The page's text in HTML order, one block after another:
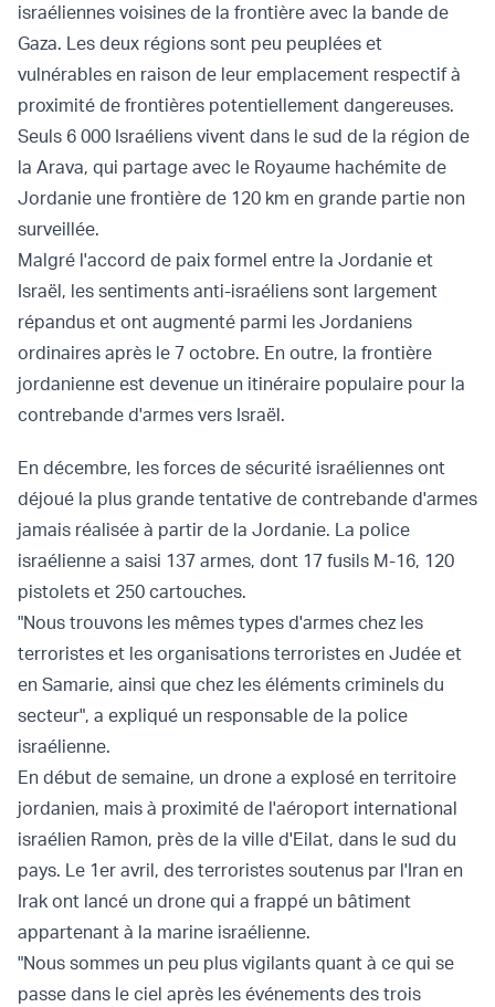
israéliennes voisines de la frontière avec la bande de
Gaza. Les deux régions sont peu peuplées et
vulnérables en raison de leur emplacement respectif à
proximité de frontières potentiellement dangereuses.
Seuls 6 000 Israéliens vivent dans le sud de la région de
la Arava, qui partage avec le Royaume hachémite de
Jordanie une frontière de 120 km en grande partie non
surveillée.
Malgré l'accord de paix formel entre la Jordanie et
Israël, les sentiments anti-israéliens sont largement
répandus et ont augmenté parmi les Jordaniens
ordinaires après le 7 octobre. En outre, la frontière
jordanienne est devenue un itinéraire populaire pour la
contrebande d'armes vers Israël.
En décembre, les forces de sécurité israéliennes ont
déjoué la plus grande tentative de contrebande d'armes
jamais réalisée à partir de la Jordanie. La police
israélienne a saisi 137 armes, dont 17 fusils M-16, 120
pistolets et 250 cartouches.
"Nous trouvons les mêmes types d'armes chez les
terroristes et les organisations terroristes en Judée et
en Samarie, ainsi que chez les éléments criminels du
secteur", a expliqué un responsable de la police
israélienne.
En début de semaine, un drone a explosé en territoire
jordanien, mais à proximité de l'aéroport international
israélien Ramon, près de la ville d'Eilat, dans le sud du
pays. Le 1er avril, des terroristes soutenus par l'Iran en
Irak ont lancé un drone qui a frappé un bâtiment
appartenant à la marine israélienne.
"Nous sommes un peu plus vigilants quant à ce qui se
passe dans le ciel après les événements des trois